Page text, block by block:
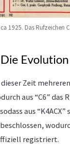
1925. Das Rufzeichen
Zeit
aus “C6” das
aus “K4ACX”
registriert.